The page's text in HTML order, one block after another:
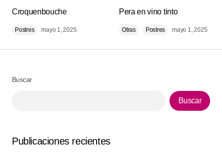
Tracy E.
Responder
Croquenbouche
Postres mayo 1, 2025
Pera en vino tinto
Otras Postres mayo 1, 2025
Buscar
Buscar
Publicaciones recientes